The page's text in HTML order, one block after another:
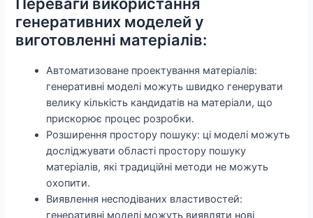
Переваги використання
генеративних моделей у
виготовленні матеріалів:
Автоматизоване проектування матеріалів:
генеративні моделі можуть швидко генерувати
велику кількість кандидатів на матеріали, що
прискорює процес розробки.
Розширення простору пошуку: ці моделі можуть
досліджувати області простору пошуку
матеріалів, які традиційні методи не можуть
охопити.
Виявлення несподіваних властивостей:
генеративні моделі можуть виявляти нові